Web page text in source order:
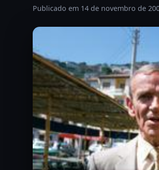
Publicado em 14 de novembro de